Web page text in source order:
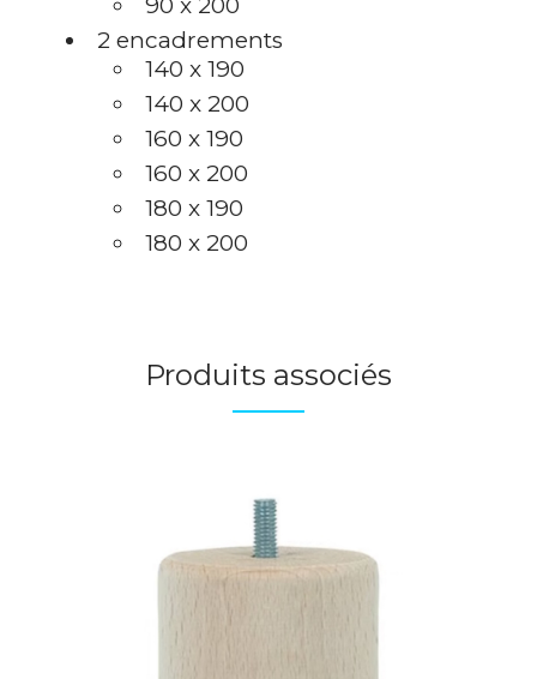
90 x 200
2 encadrements
140 x 190
140 x 200
160 x 190
160 x 200
180 x 190
180 x 200
Produits associés